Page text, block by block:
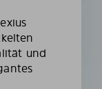
und